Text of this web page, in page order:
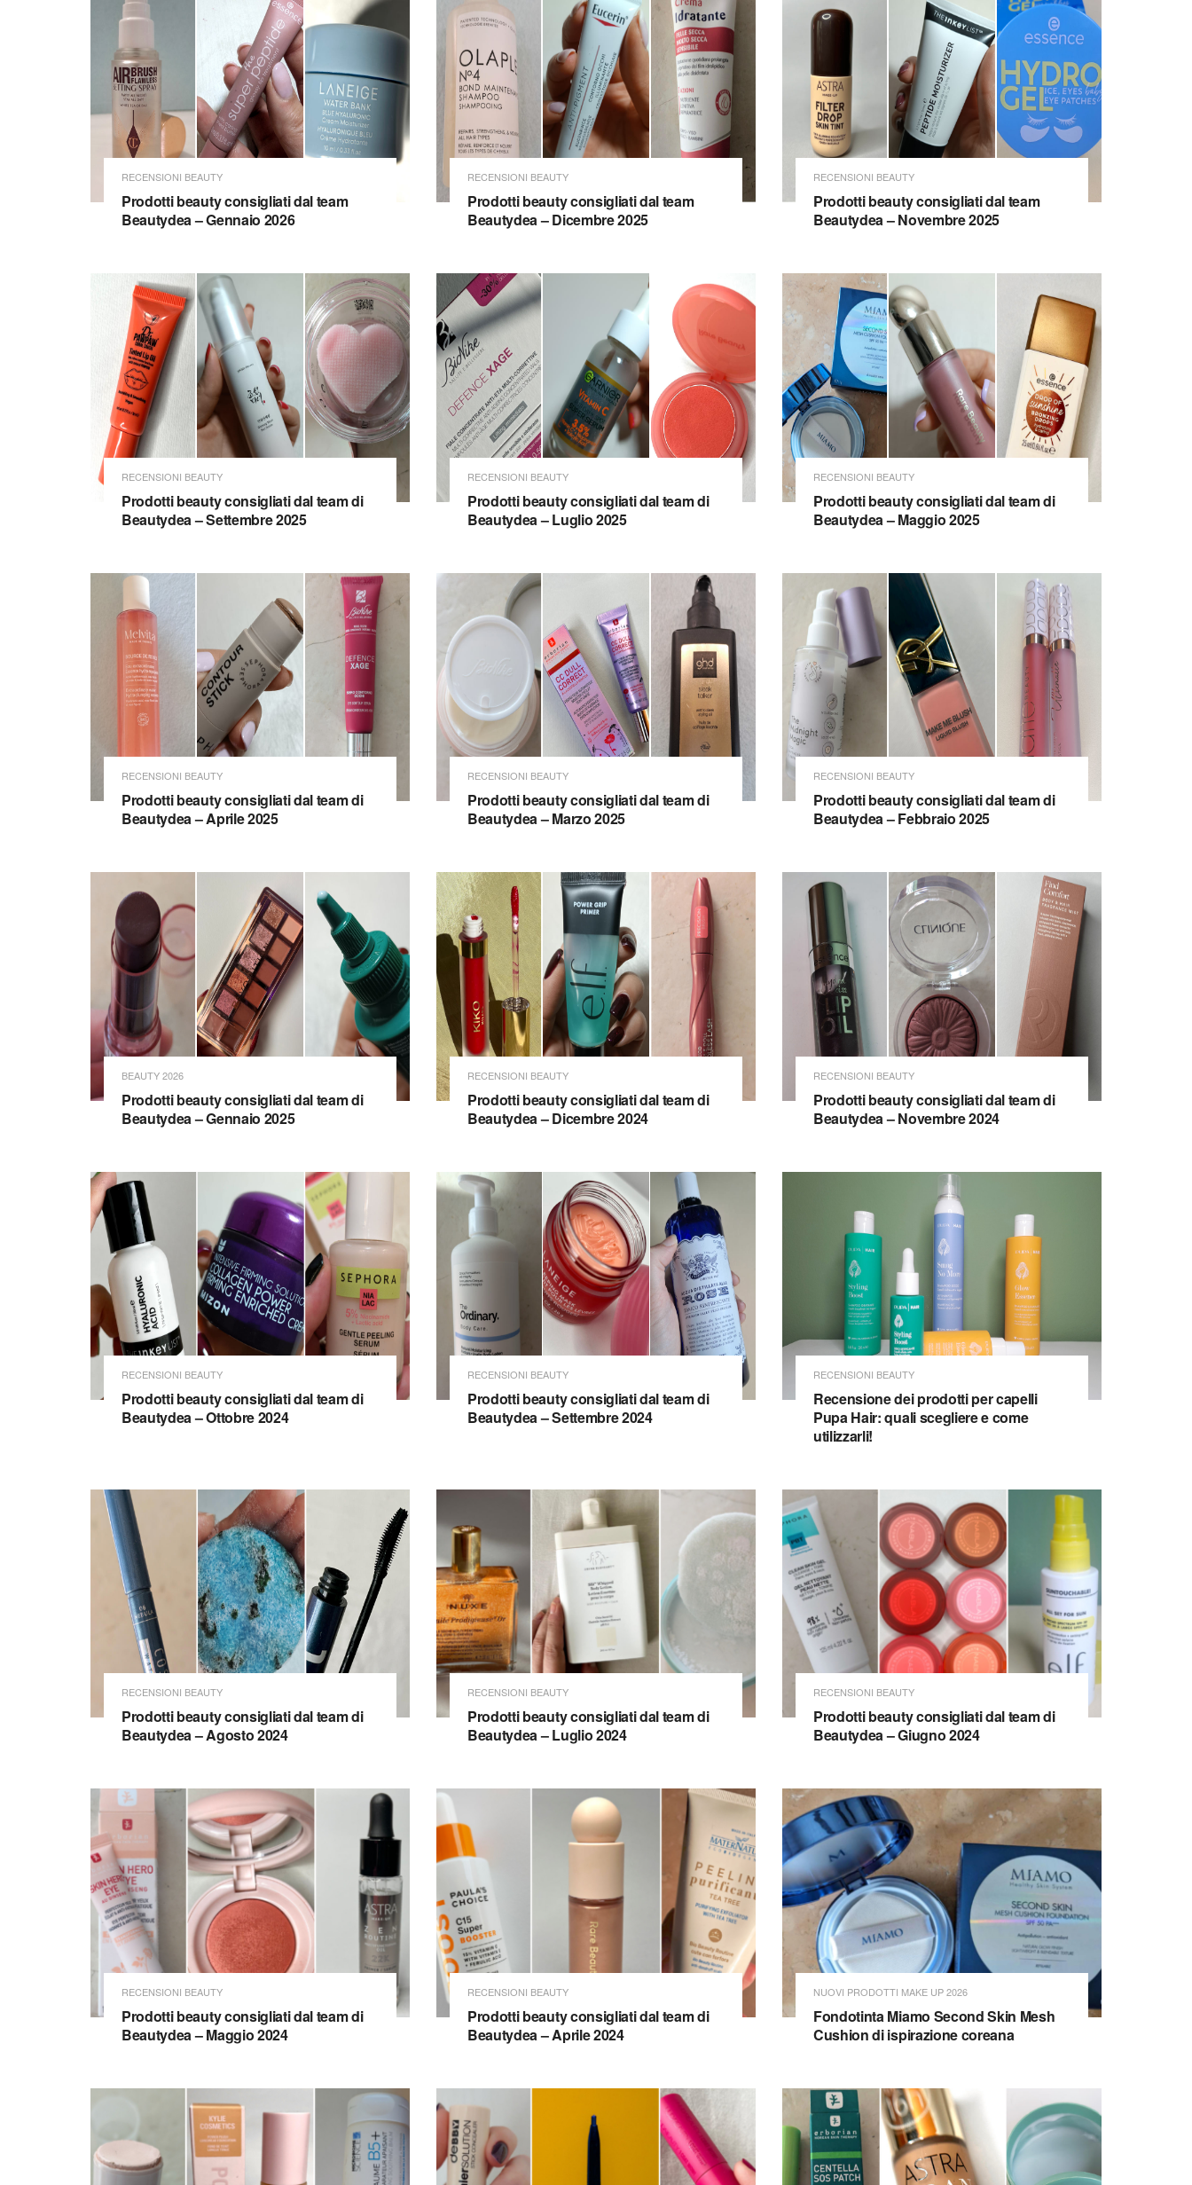
RECENSIONI BEAUTY
Prodotti beauty consigliati dal team
Beautydea – Gennaio 2026
RECENSIONI BEAUTY
Prodotti beauty consigliati dal team
Beautydea – Dicembre 2025
RECENSIONI BEAUTY
Prodotti beauty consigliati dal team
Beautydea – Novembre 2025
RECENSIONI BEAUTY
Prodotti beauty consigliati dal team di
Beautydea – Settembre 2025
RECENSIONI BEAUTY
Prodotti beauty consigliati dal team di
Beautydea – Luglio 2025
RECENSIONI BEAUTY
Prodotti beauty consigliati dal team di
Beautydea – Maggio 2025
RECENSIONI BEAUTY
Prodotti beauty consigliati dal team di
Beautydea – Aprile 2025
RECENSIONI BEAUTY
Prodotti beauty consigliati dal team di
Beautydea – Marzo 2025
RECENSIONI BEAUTY
Prodotti beauty consigliati dal team di
Beautydea – Febbraio 2025
BEAUTY 2026
Prodotti beauty consigliati dal team di
Beautydea – Gennaio 2025
RECENSIONI BEAUTY
Prodotti beauty consigliati dal team di
Beautydea – Dicembre 2024
RECENSIONI BEAUTY
Prodotti beauty consigliati dal team di
Beautydea – Novembre 2024
RECENSIONI BEAUTY
Prodotti beauty consigliati dal team di
Beautydea – Ottobre 2024
RECENSIONI BEAUTY
Prodotti beauty consigliati dal team di
Beautydea – Settembre 2024
RECENSIONI BEAUTY
Recensione dei prodotti per capelli
Pupa Hair: quali scegliere e come
utilizzarli!
RECENSIONI BEAUTY
Prodotti beauty consigliati dal team di
Beautydea – Agosto 2024
RECENSIONI BEAUTY
Prodotti beauty consigliati dal team di
Beautydea – Luglio 2024
RECENSIONI BEAUTY
Prodotti beauty consigliati dal team di
Beautydea – Giugno 2024
RECENSIONI BEAUTY
Prodotti beauty consigliati dal team di
Beautydea – Maggio 2024
RECENSIONI BEAUTY
Prodotti beauty consigliati dal team di
Beautydea – Aprile 2024
NUOVI PRODOTTI MAKE UP 2026
Fondotinta Miamo Second Skin Mesh
Cushion di ispirazione coreana